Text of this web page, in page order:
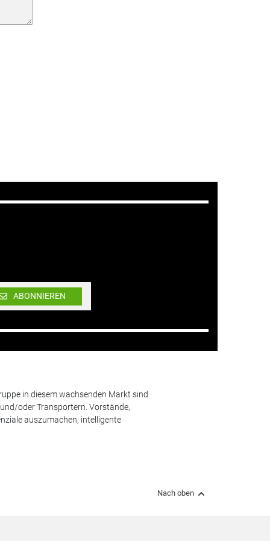
ABONNIEREN
in diesem wachsenden Markt sind
oder Transportern. Vorstände,
auszumachen, intelligente
Nach oben